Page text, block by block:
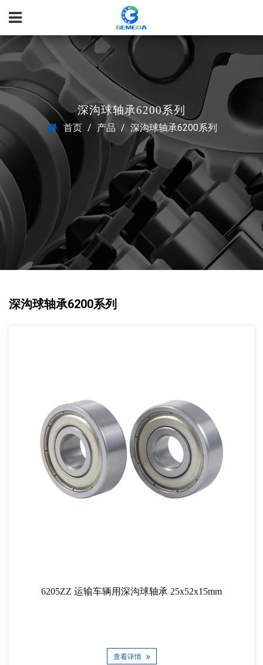
深沟球轴承6200系列
首页 / 产品 / 深沟球轴承6200系列
深沟球轴承6200系列
6205ZZ 运输车辆用深沟球轴承 25x52x15mm
查看详情